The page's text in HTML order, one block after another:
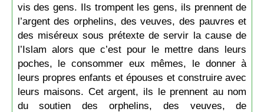
vis des gens. Ils trompent les gens, ils prennent de
l’argent des orphelins, des veuves, des pauvres et
des miséreux sous prétexte de servir la cause de
l’Islam alors que c’est pour le mettre dans leurs
poches, le consommer eux mêmes, le donner à
leurs propres enfants et épouses et construire avec
leurs maisons. Cet argent, ils le prennent au nom
du soutien des orphelins, des veuves, de